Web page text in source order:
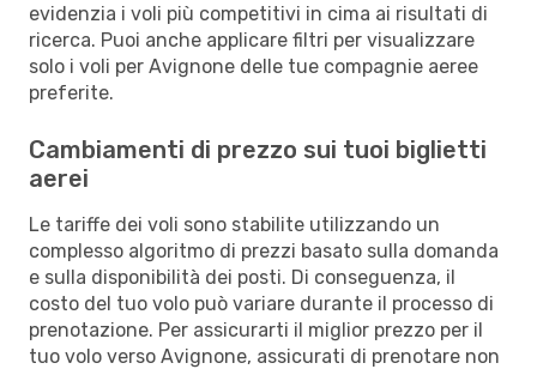
evidenzia i voli più competitivi in cima ai risultati di
ricerca. Puoi anche applicare filtri per visualizzare
solo i voli per Avignone delle tue compagnie aeree
preferite.
Cambiamenti di prezzo sui tuoi biglietti
aerei
Le tariffe dei voli sono stabilite utilizzando un
complesso algoritmo di prezzi basato sulla domanda
e sulla disponibilità dei posti. Di conseguenza, il
costo del tuo volo può variare durante il processo di
prenotazione. Per assicurarti il miglior prezzo per il
tuo volo verso Avignone, assicurati di prenotare non